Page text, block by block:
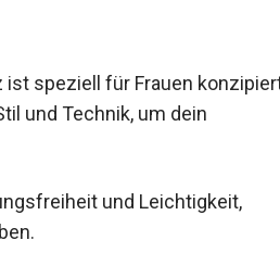
ist speziell für Frauen
vereint Stil und Technik, um
und Leichtigkeit,